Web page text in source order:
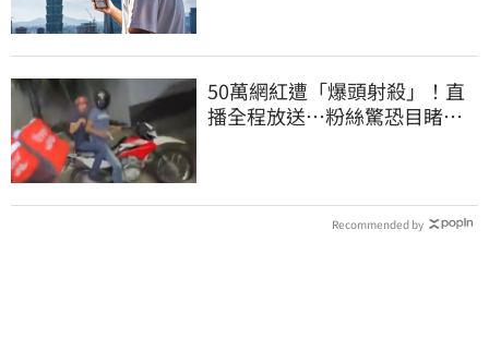
50萬網紅遭「爆頭射殺」！直
播全程放送…粉絲驚恐目睹慘
Recommended by